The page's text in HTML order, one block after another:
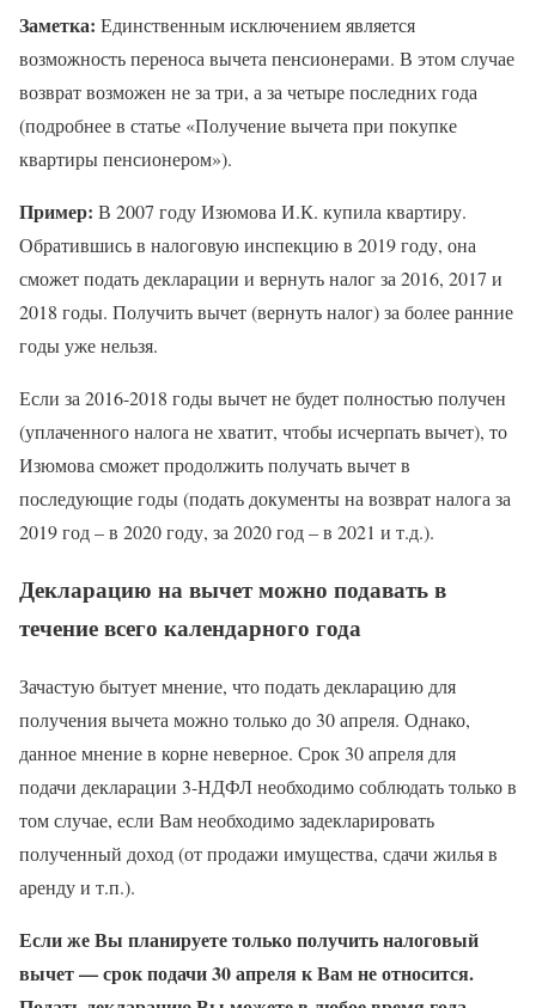
Заметка: Единственным исключением является
возможность переноса вычета пенсионерами. В этом случае
возврат возможен не за три, а за четыре последних года
(подробнее в статье «Получение вычета при покупке
квартиры пенсионером»).
Пример: В 2007 году Изюмова И.К. купила квартиру.
Обратившись в налоговую инспекцию в 2019 году, она
сможет подать декларации и вернуть налог за 2016, 2017 и
2018 годы. Получить вычет (вернуть налог) за более ранние
годы уже нельзя.
Если за 2016-2018 годы вычет не будет полностью получен
(уплаченного налога не хватит, чтобы исчерпать вычет), то
Изюмова сможет продолжить получать вычет в
последующие годы (подать документы на возврат налога за
2019 год – в 2020 году, за 2020 год – в 2021 и т.д.).
Декларацию на вычет можно подавать в
течение всего календарного года
Зачастую бытует мнение, что подать декларацию для
получения вычета можно только до 30 апреля. Однако,
данное мнение в корне неверное. Срок 30 апреля для
подачи декларации 3-НДФЛ необходимо соблюдать только в
том случае, если Вам необходимо задекларировать
полученный доход (от продажи имущества, сдачи жилья в
аренду и т.п.).
Если же Вы планируете только получить налоговый
вычет — срок подачи 30 апреля к Вам не относится.